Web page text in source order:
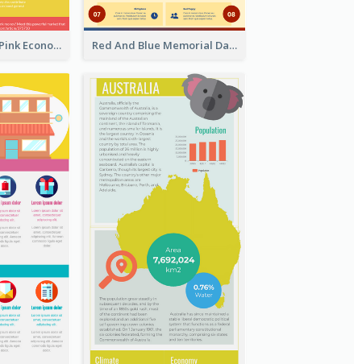
Introduction To Pink Economy Infographic Red And Blue Memorial Day Fasts Infographic Design